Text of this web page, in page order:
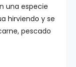
una especie
hirviendo y se
pescado